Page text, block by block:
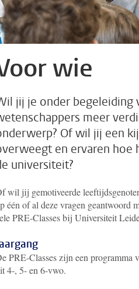
wie
jij je onder begeleiding
meer
Of wil jij een
en ervaren hoe
universiteit?
wil jij gemotiveerde
één of al deze vragen geantwoord
PRE-Classes bij Universiteit
PRE-Classes zijn een programma
4-, 5- en 6-vwo.